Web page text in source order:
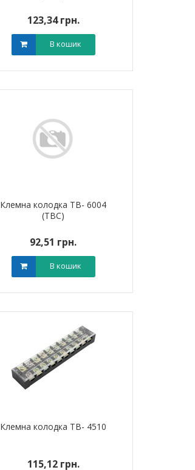
123,34 грн.
В кошик
Клемна колодка TB- 6004
(TBC)
92,51 грн.
В кошик
Клемна колодка TB- 4510
115,12 грн.